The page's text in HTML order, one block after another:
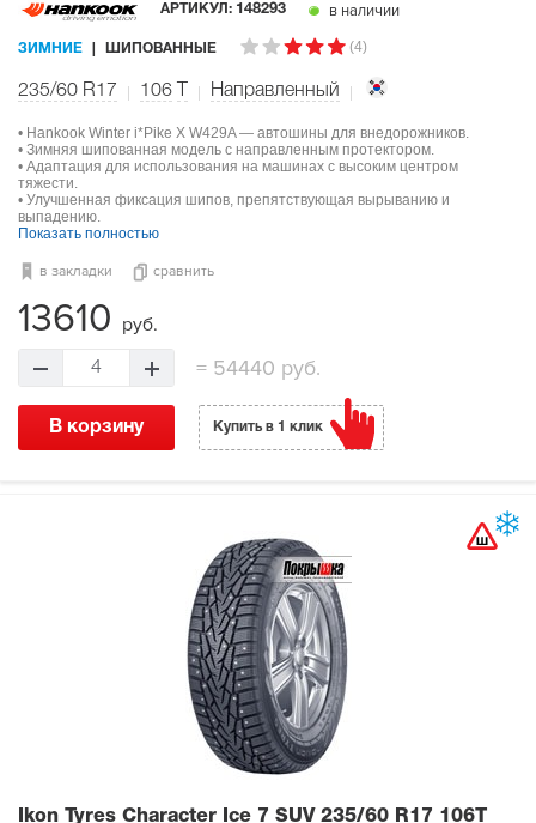
АРТИКУЛ: 148293 в наличии
ЗИМНИЕ ШИПОВАННЫЕ (4)
235/60 R17 106 Направленный
• Hankook Winter i*Pike X W429A — автошины для внедорожников.
• Зимняя шипованная модель с направленным протектором.
• Адаптация для использования на машинах с высоким центром
тяжести.
• Улучшенная фиксация шипов, препятствующая вырыванию и
выпадению.
Показать полностью
в закладки сравнить
13610 руб.
4 =54440 руб.
В корзину Купить в 1 клик
Ikon Tyres Character Ice 7 SUV 235/60 R17 106T